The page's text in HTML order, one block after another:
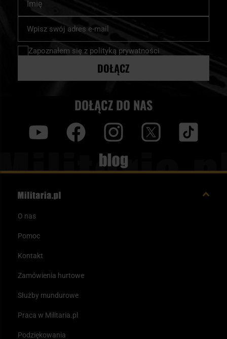
nasz
newsletter:
Zapoznałem się z polityką prywatności
DOŁĄCZ
DOŁĄCZ DO NAS
Blog
O nas
Pomoc
Kontakt
Zamówienia hurtowe
Służby mundurowe
Praca w Militaria.pl
Podziękowania